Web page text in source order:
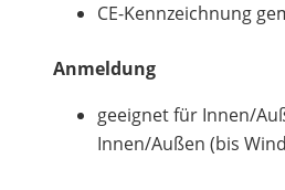
CE-Kennzeichnung
Anmeldung
geeignet für Innen/
Innen/Außen (bis